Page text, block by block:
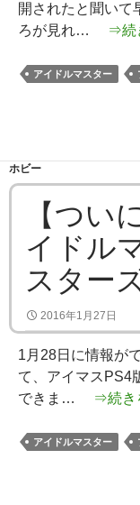
開されたと聞いて
ろが見れ…
⇒続
アイドルマスター
ホビー
【つい
イドル
スター
2016年1月27日
1月28日に情報が
て、アイマスPS4
できま…
⇒続き
アイドルマスター